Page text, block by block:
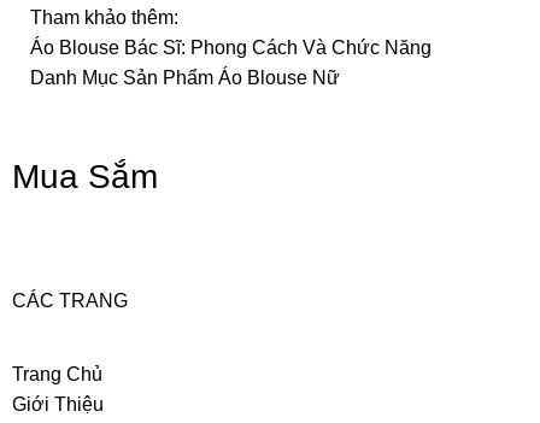
Tham khảo thêm:
Áo Blouse Bác Sĩ: Phong Cách Và Chức Năng
Danh Mục Sản Phẩm Áo Blouse Nữ
Mua Sắm
CÁC TRANG
Trang Chủ
Giới Thiệu